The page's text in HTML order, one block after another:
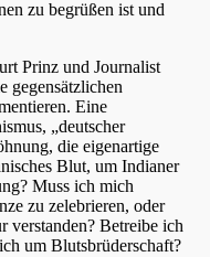
zu begrüßen ist und
Prinz und Journalist
gegensätzlichen
Eine
„deutscher
die eigenartige
Blut, um Indianer
Muss ich mich
zu zelebrieren, oder
Betreibe ich
um Blutsbrüderschaft?